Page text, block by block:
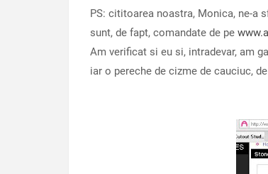
PS: cititoarea noastra, Monica, ne-a
sunt, de fapt, comandate de pe
Am verificat si eu si, intradevar, am
iar o pereche de cizme de cauciuc,